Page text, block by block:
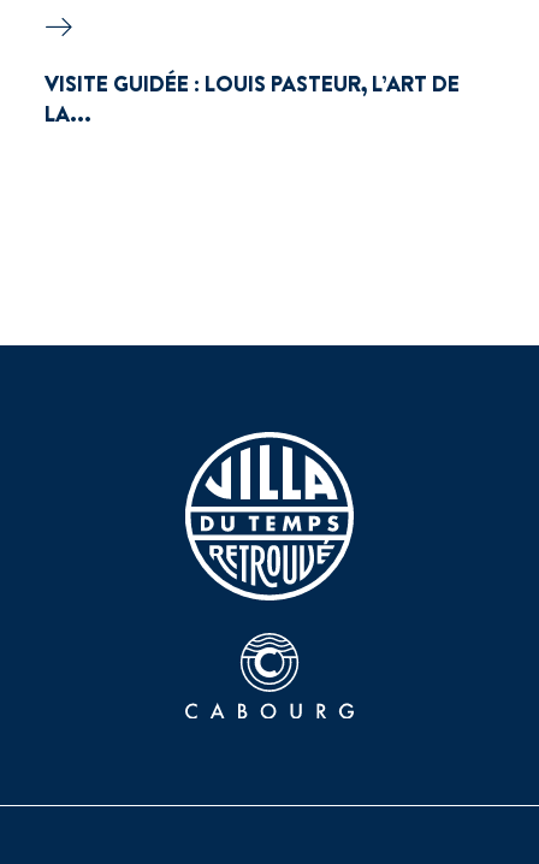
VISITE GUIDÉE : LOUIS PASTEUR, L’ART DE
LA...